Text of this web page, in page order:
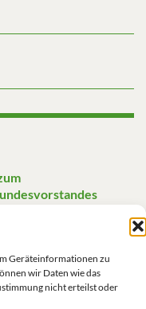
Geräteinformationen zu
wir Daten wie das
nicht erteilst oder
(28.-30.11.2025)